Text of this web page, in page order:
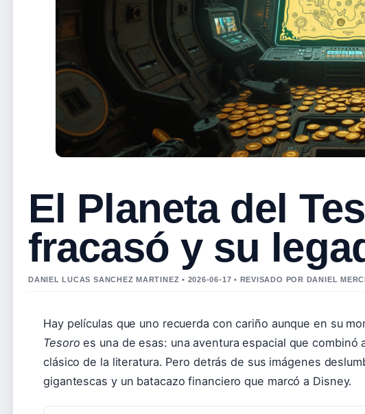
El Planeta del
fracasó y su
DANIEL LUCAS SANCHEZ MARTINEZ • 2026-06-17 • REVISADO POR DANIEL
Hay películas que uno recuerda con cariño aunque en su
Tesoro es una de esas: una aventura espacial que combinó
clásico de la literatura. Pero detrás de sus imágenes
gigantescas y un batacazo financiero que marcó a Disney.